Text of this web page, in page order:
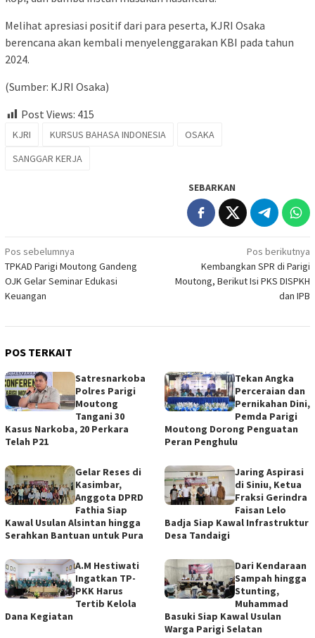
Melihat apresiasi positif dari para peserta, KJRI Osaka
berencana akan kembali menyelenggarakan KBI pada tahun
2024.
(Sumber: KJRI Osaka)
Post Views: 415
KJRI KURSUS BAHASA INDONESIA
OSAKA
SANGGAR KERJA
SEBARKAN
Navigasi
pos
Pos sebelumnya
TPKAD Parigi Moutong Gandeng
OJK Gelar Seminar Edukasi
Keuangan
Pos berikutnya
Kembangkan SPR di Parigi
Moutong, Berikut Isi PKS DISPKH
dan IPB
POS TERKAIT
Satresnarkoba
Polres Parigi
Moutong
Tangani 30
Kasus Narkoba, 20 Perkara
Telah P21
Tekan Angka
Perceraian dan
Pernikahan Dini,
Pemda Parigi
Moutong Dorong Penguatan
Peran Penghulu
Gelar Reses di
Kasimbar,
Anggota DPRD
Fathia Siap
Kawal Usulan Alsintan hingga
Serahkan Bantuan untuk Pura
Jaring Aspirasi
di Siniu, Ketua
Fraksi Gerindra
Faisan Lelo
Badja Siap Kawal Infrastruktur
Desa Tandaigi
A.M Hestiwati
Ingatkan TP-
PKK Harus
Tertib Kelola
Dana Kegiatan
Dari Kendaraan
Sampah hingga
Stunting,
Muhammad
Basuki Siap Kawal Usulan
Warga Parigi Selatan